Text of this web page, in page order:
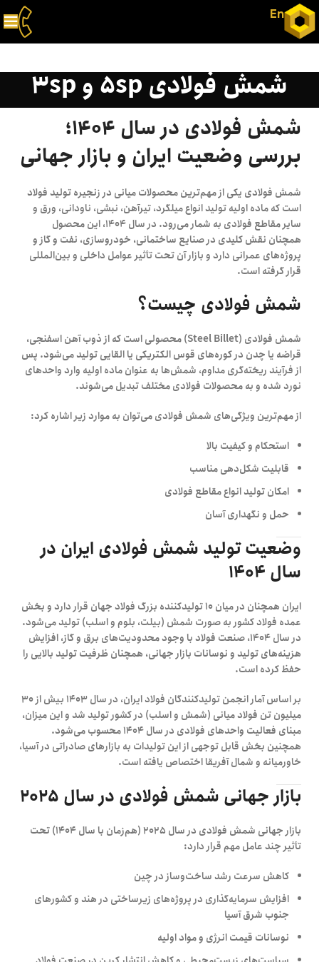
En
شمش فولادی 5sp و 3sp
شمش فولادی در سال ۱۴۰۴؛
بررسی وضعیت ایران و بازار جهانی
شمش فولادی یکی از مهم‌ترین محصولات میانی در زنجیره تولید فولاد
است که ماده اولیه تولید انواع میلگرد، تیرآهن، نبشی، ناودانی، ورق و
سایر مقاطع فولادی به شمار می‌رود. در سال ۱۴۰۴، این محصول
همچنان نقش کلیدی در صنایع ساختمانی، خودروسازی، نفت و گاز و
پروژه‌های عمرانی دارد و بازار آن تحت تأثیر عوامل داخلی و بین‌المللی
قرار گرفته است.
شمش فولادی چیست؟
شمش فولادی (Steel Billet) محصولی است که از ذوب آهن اسفنجی،
قراضه یا چدن در کوره‌های قوس الکتریکی یا القایی تولید می‌شود. پس
از فرآیند ریخته‌گری مداوم، شمش‌ها به عنوان ماده اولیه وارد واحدهای
نورد شده و به محصولات فولادی مختلف تبدیل می‌شوند.
از مهم‌ترین ویژگی‌های شمش فولادی می‌توان به موارد زیر اشاره کرد:
استحکام و کیفیت بالا
قابلیت شکل‌دهی مناسب
امکان تولید انواع مقاطع فولادی
حمل و نگهداری آسان
وضعیت تولید شمش فولادی ایران در
سال ۱۴۰۴
ایران همچنان در میان۱۰ تولیدکننده بزرگ فولاد جهان
قرار دارد و بخش
عمده فولاد کشور به صورت شمش (بیلت، بلوم و اسلب) تولید می‌شود.
در سال ۱۴۰۴، صنعت فولاد با وجود محدودیت‌های برق و گاز، افزایش
هزینه‌های تولید و نوسانات بازار جهانی، همچنان ظرفیت تولید بالایی را
حفظ کرده است.
بر اساس آمار انجمن تولیدکنندگان فولاد ایران، در سال ۱۴۰۳ بیش از
۳۰
میلیون تن فولاد میانی (شمش و اسلب) در کشور تولید شد و این میزان،
مبنای فعالیت واحدهای فولادی در سال ۱۴۰۴ محسوب می‌شود.
همچنین بخش قابل توجهی از این تولیدات به بازارهای صادراتی در آسیا،
خاورمیانه و شمال آفریقا اختصاص یافته است.
بازار جهانی شمش فولادی در سال ۲۰۲۵
بازار جهانی شمش فولادی در سال ۲۰۲۵ (هم‌زمان با سال ۱۴۰۴) تحت
تأثیر چند عامل مهم قرار دارد:
کاهش سرعت رشد ساخت‌وساز در چین
افزایش سرمایه‌گذاری در پروژه‌های زیرساختی در هند و کشورهای
جنوب شرق آسیا
نوسانات قیمت انرژی و مواد اولیه